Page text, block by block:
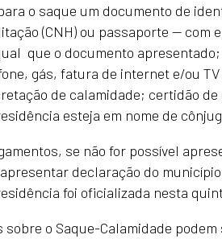
o saque um documento de
(CNH) ou passaporte —
que o documento
gás, fatura de internet e/ou
de calamidade; certidão
esteja em nome de
se não for possível
declaração do
foi oficializada nesta
sobre o Saque-Calamidade